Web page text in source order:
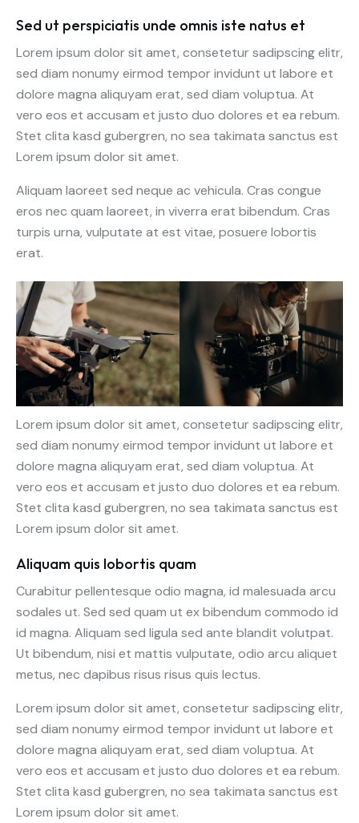
Sed ut perspiciatis unde omnis iste natus et
Lorem ipsum dolor sit amet, consetetur sadipscing elitr,
sed diam nonumy eirmod tempor invidunt ut labore et
dolore magna aliquyam erat, sed diam voluptua. At
vero eos et accusam et justo duo dolores et ea rebum.
Stet clita kasd gubergren, no sea takimata sanctus est
Lorem ipsum dolor sit amet.
Aliquam laoreet sed neque ac vehicula. Cras congue
eros nec quam laoreet, in viverra erat bibendum. Cras
turpis urna, vulputate at est vitae, posuere lobortis
erat.
Lorem ipsum dolor sit amet, consetetur sadipscing elitr,
sed diam nonumy eirmod tempor invidunt ut labore et
dolore magna aliquyam erat, sed diam voluptua. At
vero eos et accusam et justo duo dolores et ea rebum.
Stet clita kasd gubergren, no sea takimata sanctus est
Lorem ipsum dolor sit amet.
Aliquam quis lobortis quam
Curabitur pellentesque odio magna, id malesuada arcu
sodales ut. Sed sed quam ut ex bibendum commodo id
id magna. Aliquam sed ligula sed ante blandit volutpat.
Ut bibendum, nisi et mattis vulputate, odio arcu aliquet
metus, nec dapibus risus risus quis lectus.
Lorem ipsum dolor sit amet, consetetur sadipscing elitr,
sed diam nonumy eirmod tempor invidunt ut labore et
dolore magna aliquyam erat, sed diam voluptua. At
vero eos et accusam et justo duo dolores et ea rebum.
Stet clita kasd gubergren, no sea takimata sanctus est
Lorem ipsum dolor sit amet.